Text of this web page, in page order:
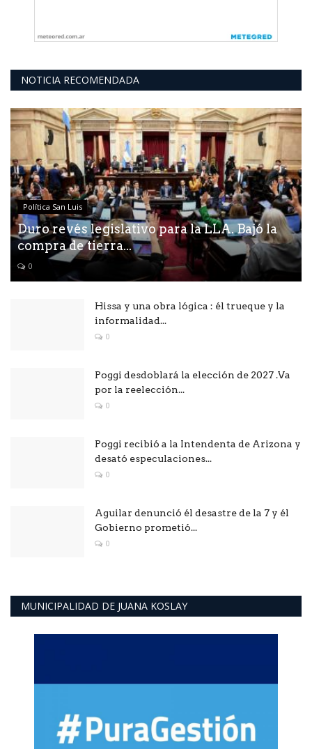
NOTICIA RECOMENDADA
Política San Luis
Duro revés legislativo para la LLA. Bajó la
compra de tierra...
0
Hissa y una obra lógica : él trueque y la
informalidad...
0
Poggi desdoblará la elección de 2027 .Va
por la reelección...
0
Poggi recibió a la Intendenta de Arizona y
desató especulaciones...
0
Aguilar denunció él desastre de la 7 y él
Gobierno prometió...
0
MUNICIPALIDAD DE JUANA KOSLAY